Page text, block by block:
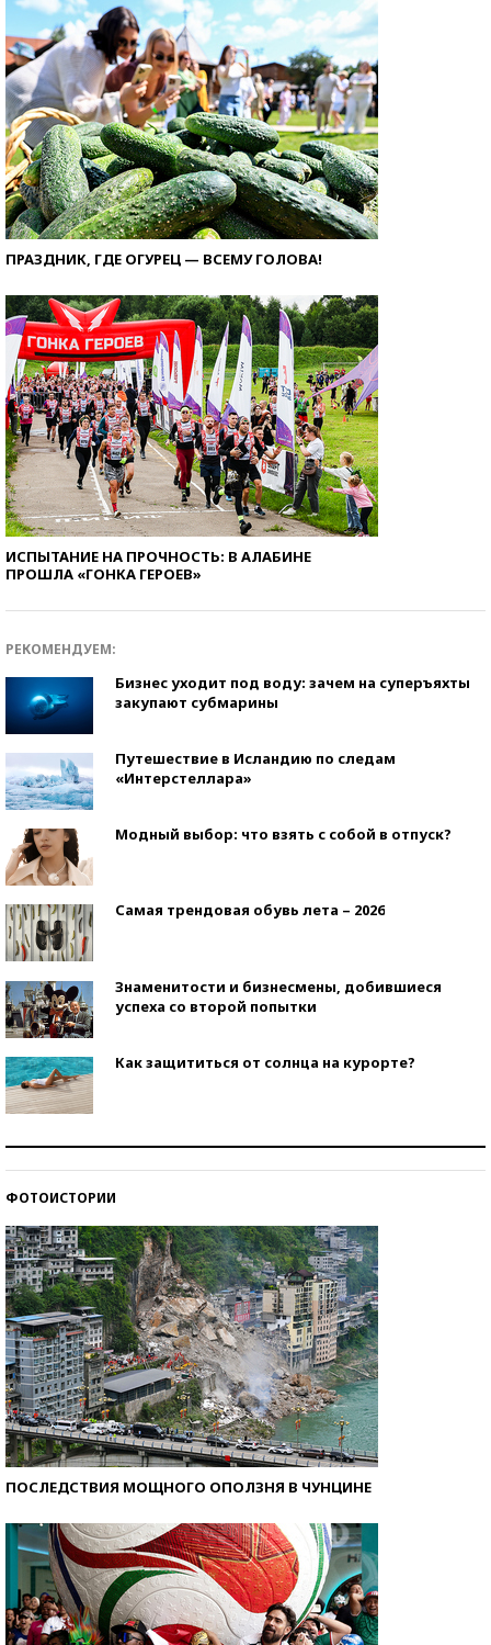
ПРАЗДНИК, ГДЕ ОГУРЕЦ — ВСЕМУ ГОЛОВА!
ИСПЫТАНИЕ НА ПРОЧНОСТЬ: В АЛАБИНЕ
ПРОШЛА «ГОНКА ГЕРОЕВ»
РЕКОМЕНДУЕМ:
Бизнес уходит под воду: зачем на суперъяхты
закупают субмарины
Путешествие в Исландию по следам
«Интерстеллара»
Модный выбор: что взять с собой в отпуск?
Самая трендовая обувь лета – 2026
Знаменитости и бизнесмены, добившиеся
успеха со второй попытки
Как защититься от солнца на курорте?
деньгами?
ФОТОИСТОРИИ
ПОСЛЕДСТВИЯ МОЩНОГО ОПОЛЗНЯ В ЧУНЦИНЕ